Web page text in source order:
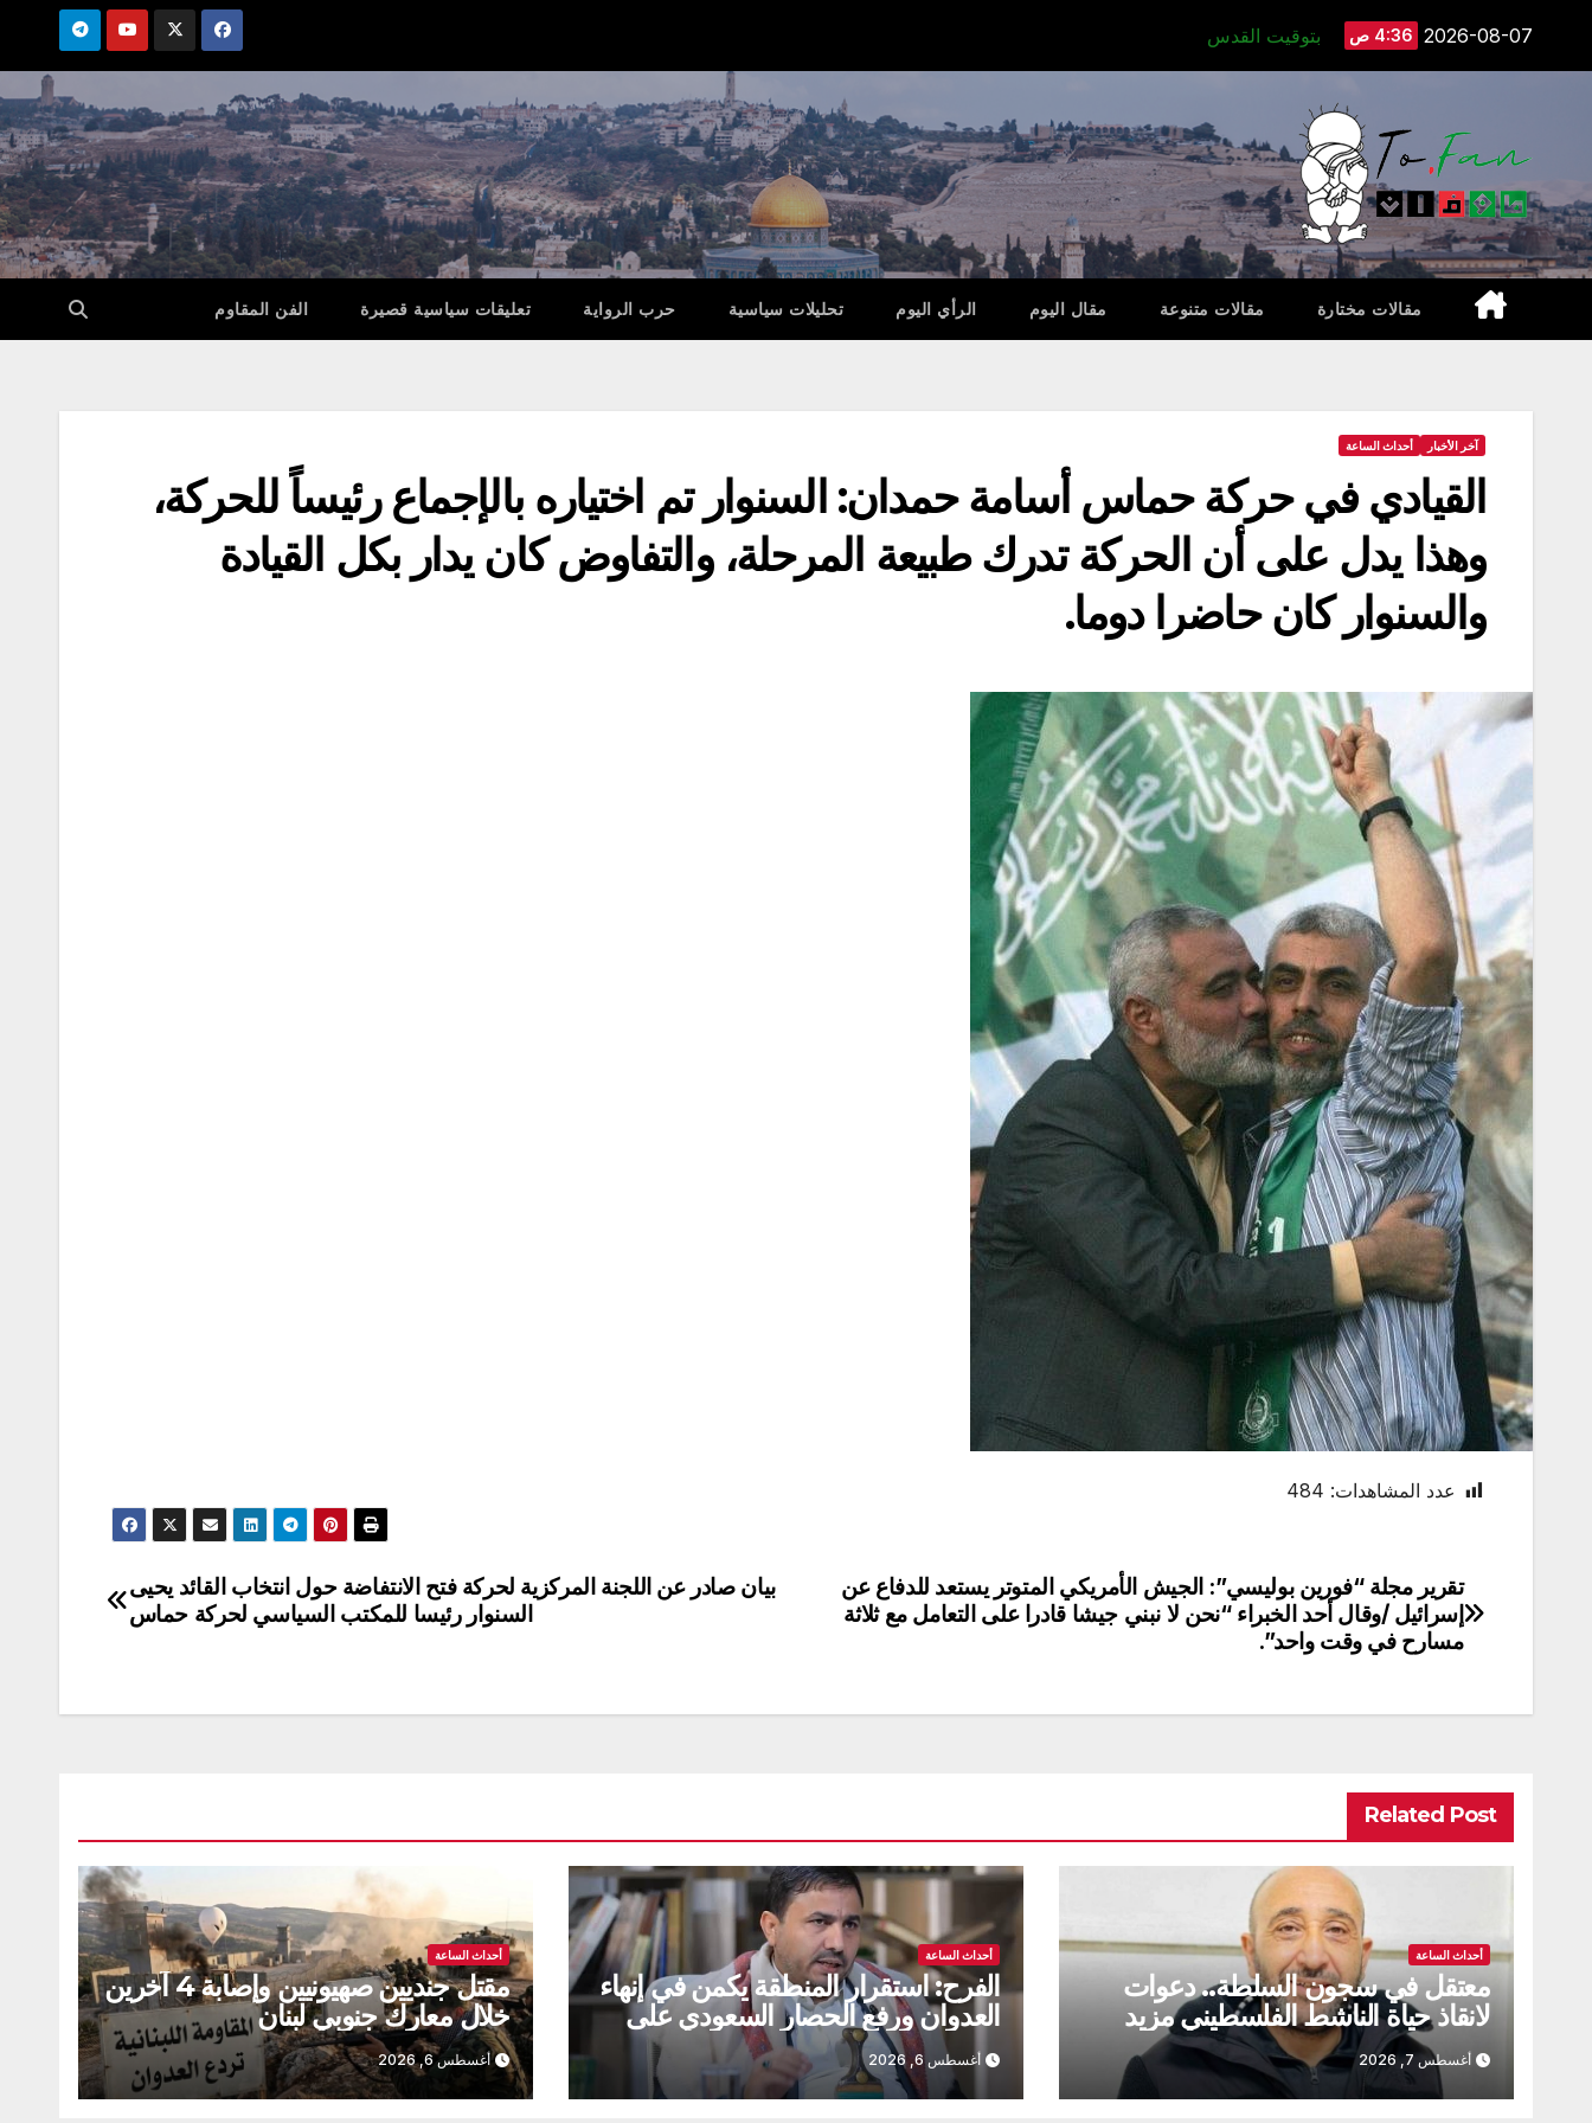
2026-08-07 4:36 ص بتوقيت القدس
مقالات مختارة مقالات متنوعة مقال اليوم الرأي اليوم تحليلات سياسية حرب الرواية تعليقات سياسية قصيرة الفن المقاوم
آخر الأخبار أحداث الساعة
القيادي في حركة حماس أسامة حمدان: السنوار تم اختياره بالإجماع رئيساً للحركة،
وهذا يدل على أن الحركة تدرك طبيعة المرحلة، والتفاوض كان يدار بكل القيادة
والسنوار كان حاضرا دوما.
عدد المشاهدات: 484
تصفّح
المقالات
بيان صادر عن اللجنة المركزية لحركة فتح الانتفاضة حول انتخاب القائد يحيى
السنوار رئيسا للمكتب السياسي لحركة حماس
تقرير مجلة “فورين بوليسي”: الجيش الأمريكي المتوتر يستعد للدفاع عن
إسرائيل /وقال أحد الخبراء “نحن لا نبني جيشا قادرا على التعامل مع ثلاثة
مسارح في وقت واحد”.
Related Post
أحداث الساعة
معتقل في سجون السلطة.. دعوات
لانقاذ حياة الناشط الفلسطيني مزيد
سقف الحيط
أغسطس 7, 2026
أحداث الساعة
الفرح: استقرار المنطقة يكمن في إنهاء
العدوان ورفع الحصار السعودي على
اليمن
أغسطس 6, 2026
أحداث الساعة
مقتل جنديين صهيونيين وإصابة 4 آخرين
خلال معارك جنوبي لبنان
أغسطس 6, 2026